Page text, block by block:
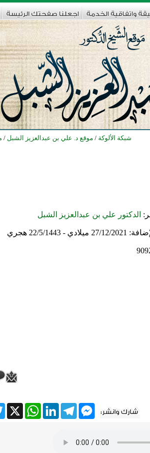
شبكة الألوكة / موقع د. علي بن عبدالعزيز الشبل /
الدكتور علي بن عبدالعزيز الشبل
27/12/2021 ميلادي - 22/5/1443 هجري
XLinkedInTelegram
Messenger